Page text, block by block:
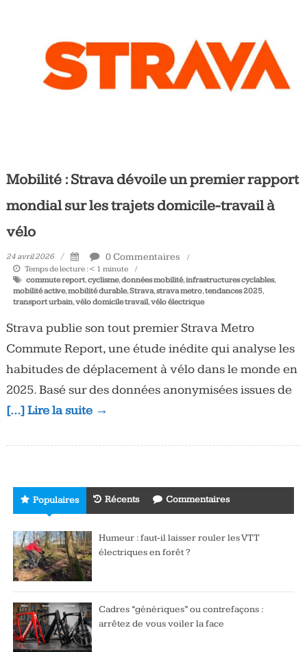
Mobilité : Strava dévoile un premier rapport
mondial sur les trajets domicile-travail à
vélo
24 avril 2026 0 Commentaires
Temps de lecture : < 1 minute
commute report,cyclisme,données mobilité,infrastructures cyclables,
mobilité active,mobilité durable,Strava,strava metro,tendances 2025,
transport urbain,vélo domicile travail,vélo électrique
Strava publie son tout premier Strava Metro
Commute Report, une étude inédite qui analyse les
habitudes de déplacement à vélo dans le monde en
2025. Basé sur des données anonymisées issues de
[…] Lire la suite →
Populaires Récents Commentaires
Humeur : faut-il laisser rouler les VTT
électriques en forêt ?
Cadres “génériques” ou contrefaçons :
arrêtez de vous voiler la face